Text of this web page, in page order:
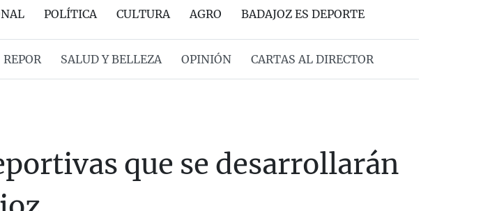
POLÍTICA CULTURA AGRO BADAJOZ ES DEPORTE
REPOR SALUD Y BELLEZA OPINIÓN CARTAS AL DIRECTOR
que se desarrollarán